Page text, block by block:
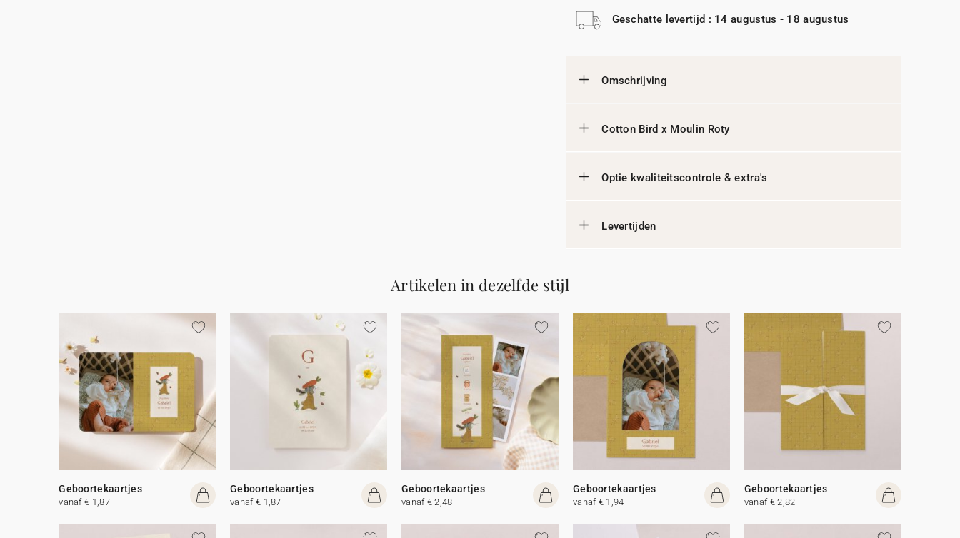
Geschatte levertijd : 14 augustus - 18 augustus
Omschrijving
Cotton Bird x Moulin Roty
Optie kwaliteitscontrole & extra's
Levertijden
Artikelen in dezelfde stijl
Geboortekaartjes
vanaf € 1,87
Geboortekaartjes
vanaf € 1,87
Geboortekaartjes
vanaf € 2,48
Geboortekaartjes
vanaf € 1,94
Geboortekaartjes
vanaf € 2,82